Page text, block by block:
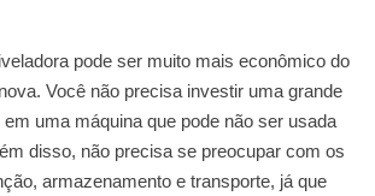
pode ser muito mais econômico do
Você não precisa investir uma grande
em uma máquina que pode não ser usada
disso, não precisa se preocupar com os
armazenamento e transporte, já que